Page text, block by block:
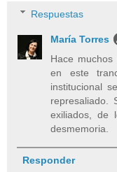
Respuestas
María Torres
Hace
en este
institucional
represaliado.
exiliados, de
desmemoria.
Responder